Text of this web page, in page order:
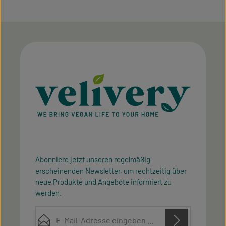
Abonniere jetzt unseren regelmäßig
erscheinenden Newsletter, um rechtzeitig über
neue Produkte und Angebote informiert zu
werden.